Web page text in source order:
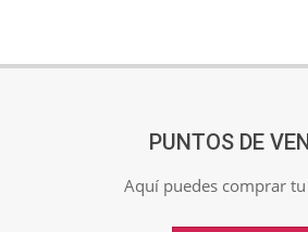
PUNTOS DE
Aquí puedes comprar